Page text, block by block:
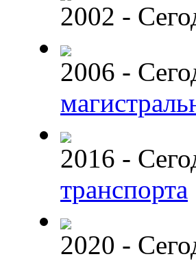
2002 -
2006 -
2016 -
транспорта
2020 -